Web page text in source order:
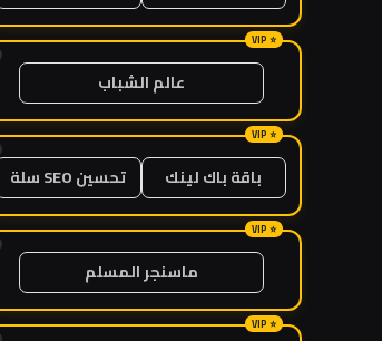
عالم الشباب
باقة باك لينك تحسين SEO سلة
ماسنجر المسلم